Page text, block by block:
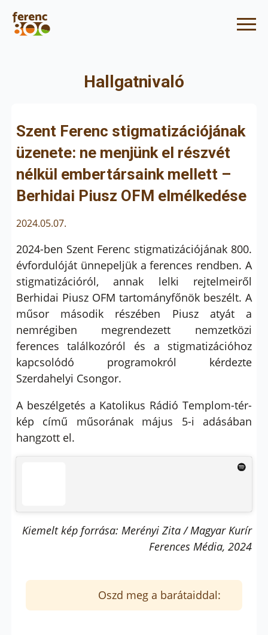
Hallgatnivaló
Szent Ferenc stigmatizációjának
üzenete: ne menjünk el részvét
nélkül embertársaink mellett –
Berhidai Piusz OFM elmélkedése
2024.05.07.
2024-ben Szent Ferenc stigmatizációjának 800.
évfordulóját ünnepeljük a ferences rendben. A
stigmatizációról, annak lelki rejtelmeiről
Berhidai Piusz OFM tartományfőnök beszélt. A
műsor második részében Piusz atyát a
nemrégiben megrendezett nemzetközi
ferences találkozóról és a stigmatizációhoz
kapcsolódó programokról kérdezte
Szerdahelyi Csongor.
A beszélgetés a Katolikus Rádió Templom-tér-
kép című műsorának május 5-i adásában
hangzott el.
Kiemelt kép forrása: Merényi Zita / Magyar Kurír
Ferences Média, 2024
Oszd meg a barátaiddal: